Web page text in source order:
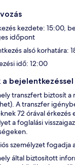
kezdete: 15:00,
időpont
alsó korhatára:
idő: 12:00
a
transzfert biztosít
A transzfer
72 órával érkezés
a foglalási
személyzet fogadja
által biztosított